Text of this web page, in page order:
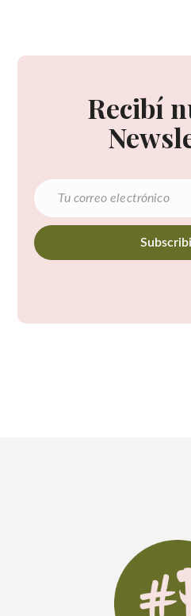
Recibí